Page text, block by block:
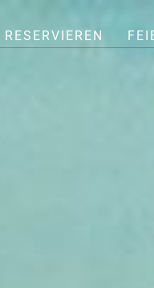
RESERVIEREN